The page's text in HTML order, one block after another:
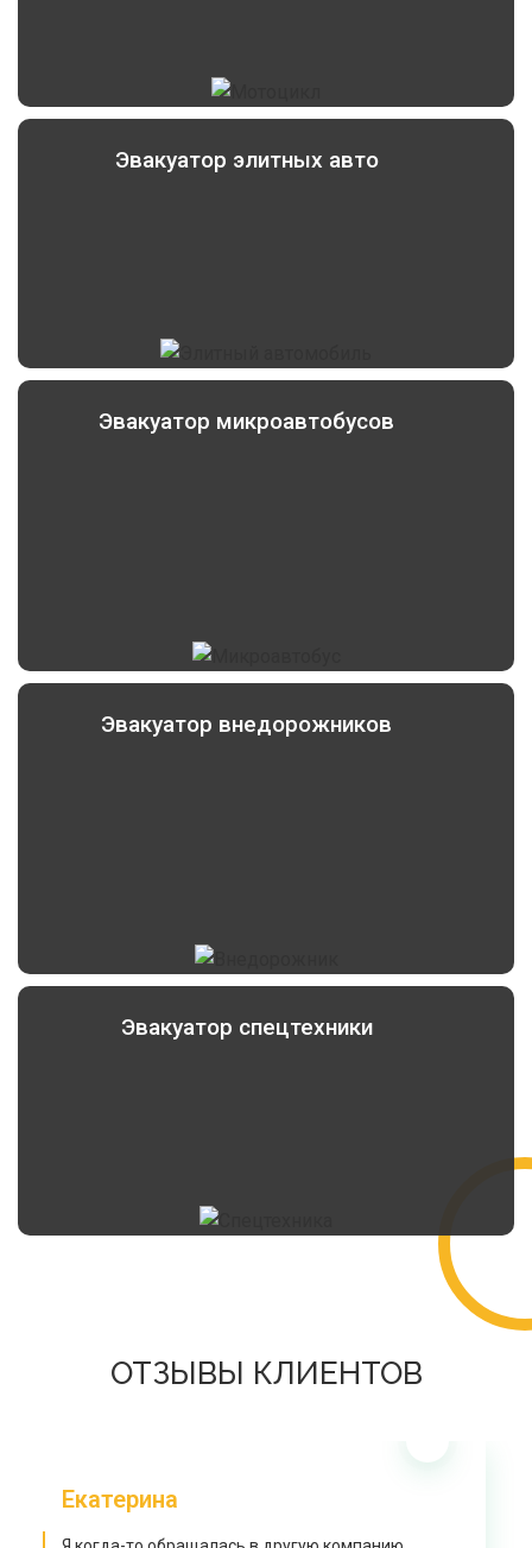
Эвакуатор элитных авто
Эвакуатор микроавтобусов
Эвакуатор внедорожников
Эвакуатор спецтехники
ОТЗЫВЫ КЛИЕНТОВ
Екатерина